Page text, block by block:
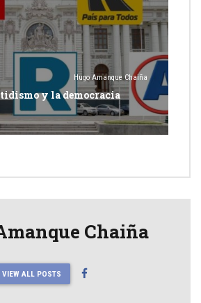
Hugo Amanque Chaiña
y la democracia
Chaiña
VIEW ALL POSTS